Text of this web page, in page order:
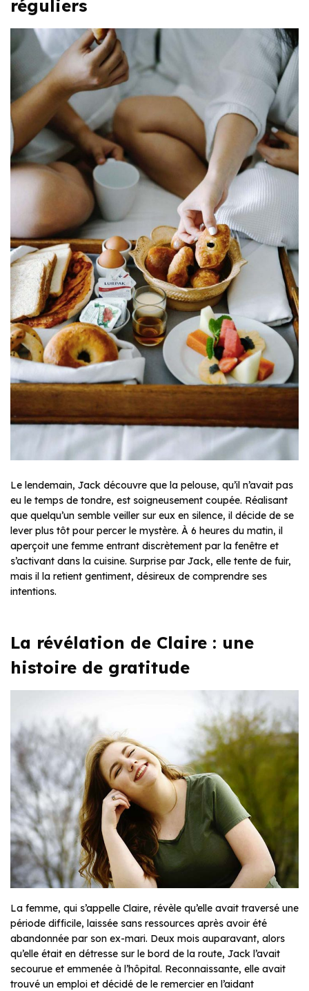
réguliers
Le lendemain, Jack découvre que la pelouse, qu’il n’avait pas
eu le temps de tondre, est soigneusement coupée. Réalisant
que quelqu’un semble veiller sur eux en silence, il décide de se
lever plus tôt pour percer le mystère. À 6 heures du matin, il
aperçoit une femme entrant discrètement par la fenêtre et
s’activant dans la cuisine. Surprise par Jack, elle tente de fuir,
mais il la retient gentiment, désireux de comprendre ses
intentions.
La révélation de Claire : une
histoire de gratitude
La femme, qui s’appelle Claire, révèle qu’elle avait traversé une
période difficile, laissée sans ressources après avoir été
abandonnée par son ex-mari. Deux mois auparavant, alors
qu’elle était en détresse sur le bord de la route, Jack l’avait
secourue et emmenée à l’hôpital. Reconnaissante, elle avait
trouvé un emploi et décidé de le remercier en l’aidant